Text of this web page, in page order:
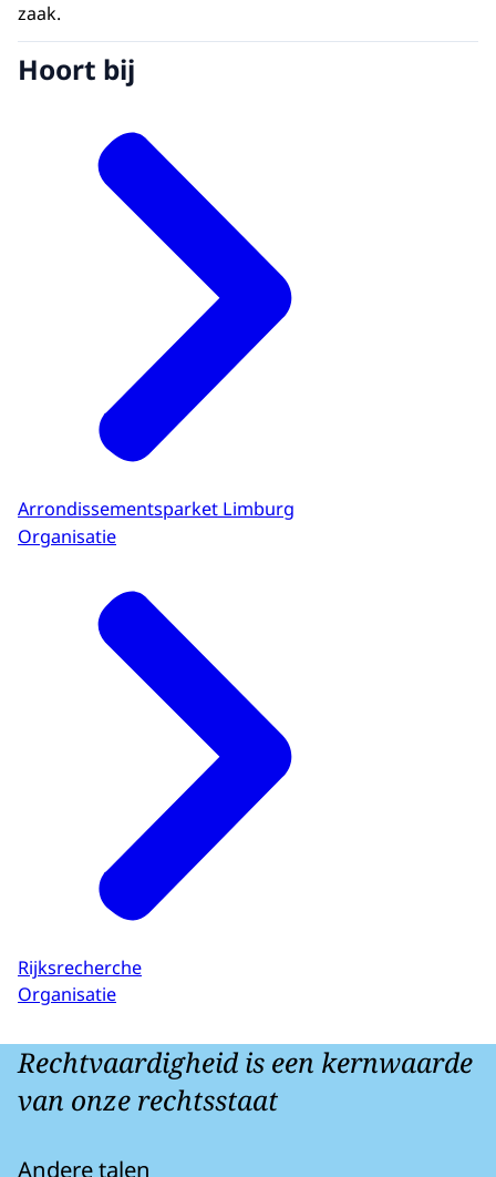
zaak.
Hoort bij
Arrondissementsparket Limburg
Organisatie
Rijksrecherche
Organisatie
Rechtvaardigheid is een kernwaarde
van onze rechtsstaat
Andere talen